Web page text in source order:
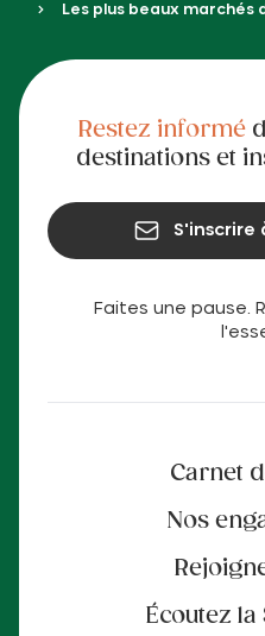
Les plus beaux marchés
Faites une pause.
Carnet
Nos
Écoutez la
Restez informé
destinations et
S'inscrire